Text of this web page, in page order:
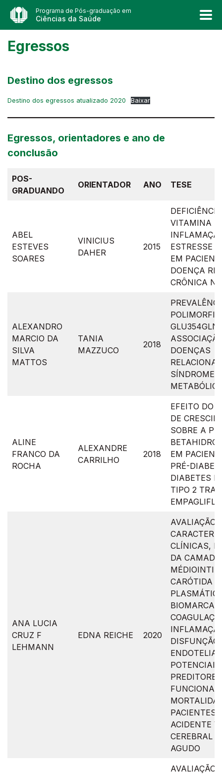
Programa de Pós-graduação em
Ciências da Saúde
Egressos
Destino dos egressos
Destino dos egressos atualizado 2020 Baixar
Egressos, orientadores e ano de
conclusão
POS-
GRADUANDO
ORIENTADOR ANO TESE
ABEL
ESTEVES
SOARES
VINICIUS
DAHER
2015
VITAMINA D,
ESTRESSE
EM
DOENÇA
CRÔNICA
ALEXANDRO
MARCIO DA
SILVA
MATTOS
TANIA
MAZZUCO
2018
GLU354GLN
DOENÇAS
SÍNDROME
ALINE
FRANCO DA
ROCHA
ALEXANDRE
CARRILHO
2018
EFEITO DO
DE
SOBRE A
EM
PRÉ-
DIABETES
TIPO 2
ANA LUCIA
CRUZ F
LEHMANN
EDNA REICHE 2020
AVALIAÇÃO
CLÍNICAS,
DA CAMADA
CARÓTIDA
DISFUNÇÃO
POTENCIAIS
FUNCIONAL
PACIENTES
ACIDENTE
CEREBRAL
AGUDO
AVALIAÇÃO